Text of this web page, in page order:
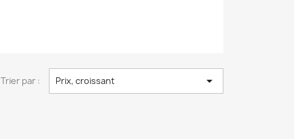
Trier par : Prix, croissant 